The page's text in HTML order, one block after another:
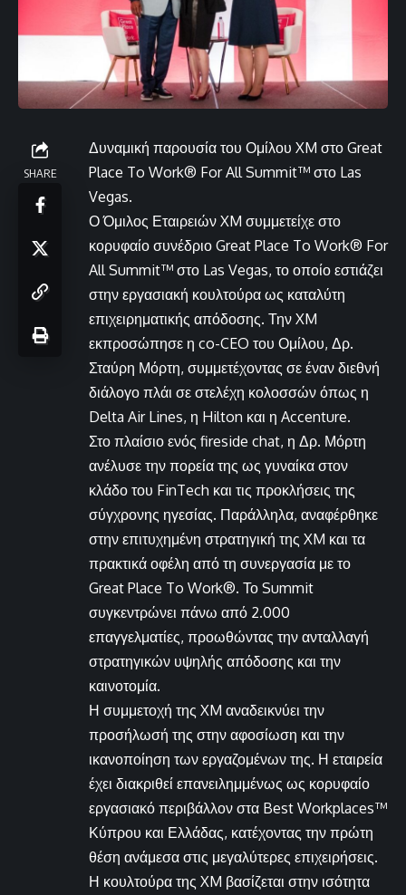
SHARE
Δυναμική παρουσία του Ομίλου XM στο Great
Place To Work® For All Summit™ στο Las
Vegas.
Ο Όμιλος Εταιρειών XM συμμετείχε στο
κορυφαίο συνέδριο Great Place To Work® For
All Summit™ στο Las Vegas, το οποίο εστιάζει
στην εργασιακή κουλτούρα ως καταλύτη
επιχειρηματικής απόδοσης. Την XM
εκπροσώπησε η co-CEO του Ομίλου, Δρ.
Σταύρη Μόρτη, συμμετέχοντας σε έναν διεθνή
διάλογο πλάι σε στελέχη κολοσσών όπως η
Delta Air Lines, η Hilton και η Accenture.
Στο πλαίσιο ενός fireside chat, η Δρ. Μόρτη
ανέλυσε την πορεία της ως γυναίκα στον
κλάδο του FinTech και τις προκλήσεις της
σύγχρονης ηγεσίας. Παράλληλα, αναφέρθηκε
στην επιτυχημένη στρατηγική της XM και τα
πρακτικά οφέλη από τη συνεργασία με το
Great Place To Work®. Το Summit
συγκεντρώνει πάνω από 2.000
επαγγελματίες, προωθώντας την ανταλλαγή
στρατηγικών υψηλής απόδοσης και την
καινοτομία.
Η συμμετοχή της XM αναδεικνύει την
προσήλωσή της στην αφοσίωση και την
ικανοποίηση των εργαζομένων της. Η εταιρεία
έχει διακριθεί επανειλημμένως ως κορυφαίο
εργασιακό περιβάλλον στα Best Workplaces™
Κύπρου και Ελλάδας, κατέχοντας την πρώτη
θέση ανάμεσα στις μεγαλύτερες επιχειρήσεις.
Η κουλτούρα της XM βασίζεται στην ισότητα